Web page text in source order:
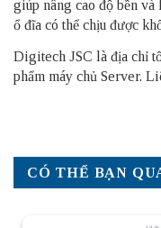
giúp nâng cao độ bền
ổ đĩa có thể chịu được
Digitech JSC là địa chỉ
phẩm máy chủ Server.
CÓ THỂ BẠN